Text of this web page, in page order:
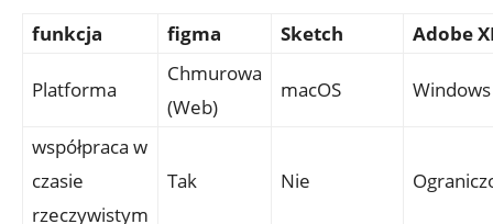
funkcja figma Sketch Adobe
Platforma
Chmurowa
⁢(Web)
macOS
współpraca‍ w
czasie
rzeczywistym
Tak Nie